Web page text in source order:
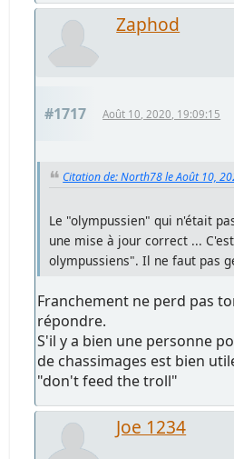
Zaphod
#1717 Août 10, 2020, 19:09:15
Citation de: North78 le Août 10,
Le "olympussien" qui n'était
une mise à jour correct ...
olympussiens". Il ne faut pas
Franchement ne perd pas
répondre.
S'il y a bien une personne
de chassimages est bien
"don't feed the troll"
Joe 1234